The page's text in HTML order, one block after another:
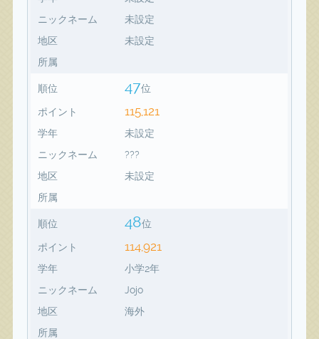
ニックネーム
未設定
地区
未設定
所属
順位 47位
ポイント 115,121
学年
未設定
ニックネーム
???
地区
未設定
所属
順位 48位
ポイント 114,921
学年
小学2年
ニックネーム
Jojo
地区
海外
所属